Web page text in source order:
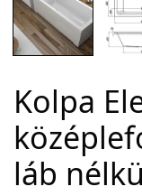
Kolpa
láb
Adatvédelem
Általános Szerződési
Szállítási információk
Copyright © 2021